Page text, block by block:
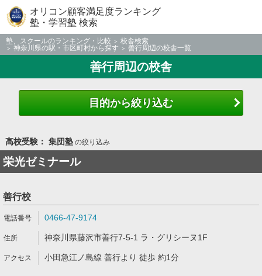
オリコン顧客満足度ランキング
塾・学習塾 検索
塾、スクールのランキング・比較
校舎検索
神奈川県の駅・市区町村から探す
善行周辺の校舎一覧
善行周辺の校舎
目的から絞り込む
高校受験： 集団塾の絞り込み
栄光ゼミナール
善行校
0466-47-9174
神奈川県藤沢市善行7-5-1 ラ・グリシーヌ1F
小田急江ノ島線 善行より 徒歩 約1分